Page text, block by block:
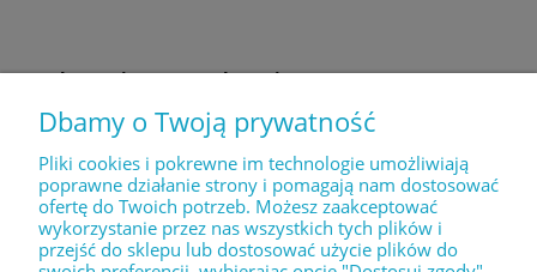
Dekoracyjny stempel " Kwiatowe serce "
do koszyka
Dbamy o Twoją prywatność
Pliki cookies i pokrewne im technologie umożliwiają
poprawne działanie strony i pomagają nam dostosować
ofertę do Twoich potrzeb. Możesz zaakceptować
wykorzystanie przez nas wszystkich tych plików i
przejść do sklepu lub dostosować użycie plików do